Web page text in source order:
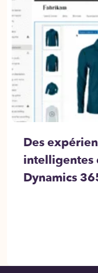
Des
intelligentes
Dynamics